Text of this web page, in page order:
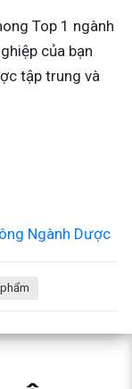
Top 1 ngành
của bạn
tập trung và
Ngành Dược